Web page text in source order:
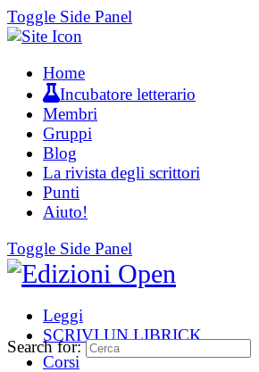
Toggle Side Panel
Home
Incubatore letterario
Membri
Gruppi
Blog
La rivista degli scrittori
Punti
Aiuto!
Toggle Side Panel
Leggi
SCRIVI UN LIBRICK
Corsi
Search for: